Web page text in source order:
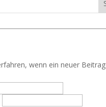
wenn ein neuer Beitrag